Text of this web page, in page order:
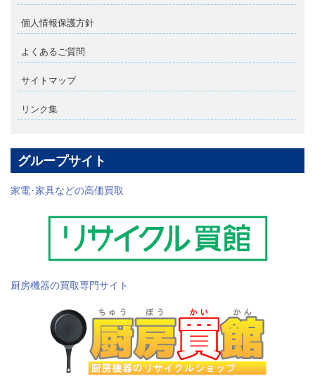
個人情報保護方針
よくあるご質問
サイトマップ
リンク集
グループサイト
家電･家具などの高価買取
厨房機器の買取専門サイト